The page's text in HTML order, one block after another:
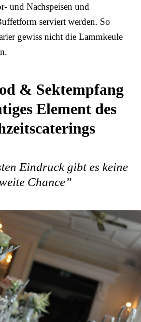
und Nachspeisen und
serviert werden. So
gewiss nicht die Lammkeule
& Sektempfang
Element des
Eindruck gibt es keine
Chance”